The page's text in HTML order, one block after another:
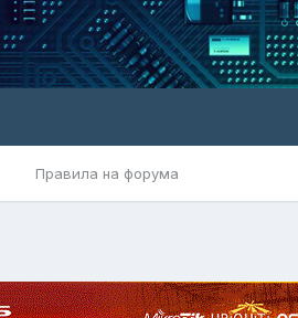
Правила на форума